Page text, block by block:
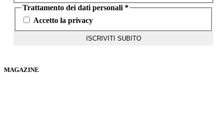
Trattamento dei dati personali *
Accetto la privacy
MAGAZINE